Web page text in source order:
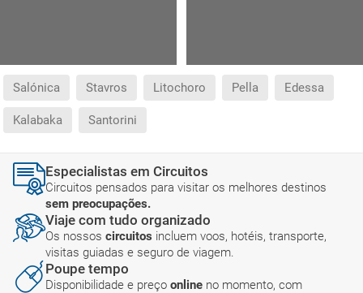
Salónica Stavros Litochoro Pella Edessa
Kalabaka Santorini
Especialistas em Circuitos
Circuitos pensados para visitar os melhores destinos
sem preocupações.
Viaje com tudo organizado
Os nossos circuitos incluem voos, hotéis, transporte,
visitas guiadas e seguro de viagem.
Poupe tempo
Disponibilidade e preço online no momento, com